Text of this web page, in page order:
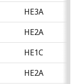
HE3A
HE2A
HE1C
HE2A